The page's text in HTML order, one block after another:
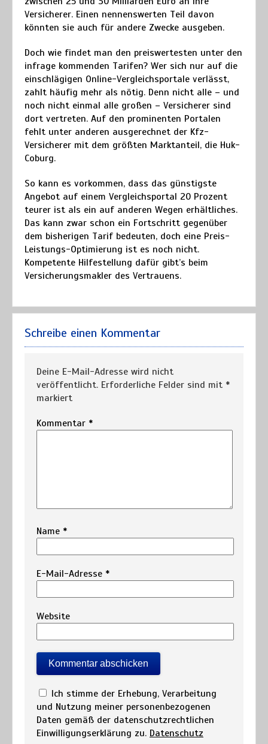
Versicherer. Einen nennenswerten Teil davon
könnten sie auch für andere Zwecke ausgeben.
Doch wie findet man den preiswertesten unter den
infrage kommenden Tarifen? Wer sich nur auf die
einschlägigen Online-Vergleichsportale verlässt,
zahlt häufig mehr als nötig. Denn nicht alle – und
noch nicht einmal alle großen – Versicherer sind
dort vertreten. Auf den prominenten Portalen
fehlt unter anderen ausgerechnet der Kfz-
Versicherer mit dem größten Marktanteil, die Huk-
Coburg.
So kann es vorkommen, dass das günstigste
Angebot auf einem Vergleichsportal 20 Prozent
teurer ist als ein auf anderen Wegen erhältliches.
Das kann zwar schon ein Fortschritt gegenüber
dem bisherigen Tarif bedeuten, doch eine Preis-
Leistungs-Optimierung ist es noch nicht.
Kompetente Hilfestellung dafür gibt’s beim
Versicherungsmakler des Vertrauens.
Schreibe einen Kommentar
Deine E-Mail-Adresse wird nicht
veröffentlicht. Erforderliche Felder sind mit *
markiert
Kommentar *
Name *
E-Mail-Adresse *
Website
Ich stimme der Erhebung, Verarbeitung
und Nutzung meiner personenbezogenen
Daten gemäß der datenschutzrechtlichen
Einwilligungserklärung zu. Datenschutz